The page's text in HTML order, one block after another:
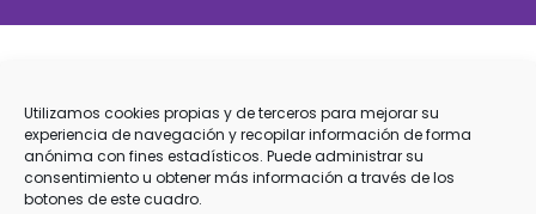
Utilizamos cookies propias y de terceros para mejorar su
experiencia de navegación y recopilar información de forma
anónima con fines estadísticos. Puede administrar su
consentimiento u obtener más información a través de los
botones de este cuadro.